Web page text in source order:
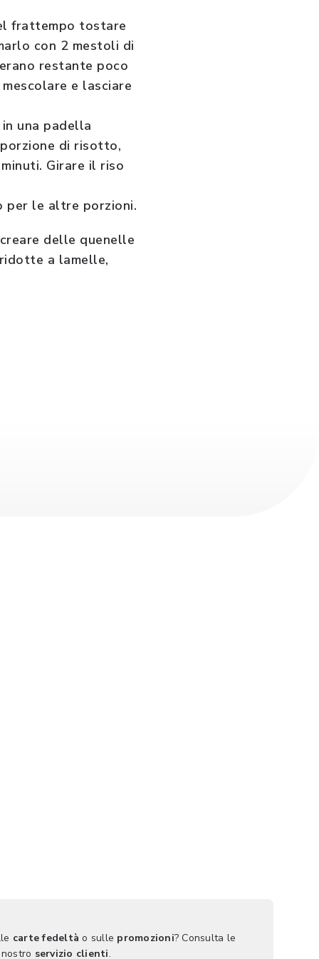
frattempo tostare
con 2 mestoli di
restante poco
e lasciare
una padella
di risotto,
Girare il riso
per le altre porzioni.
delle quenelle
a lamelle,
carte fedeltà o sulle promozioni? Consulta le
servizio clienti.